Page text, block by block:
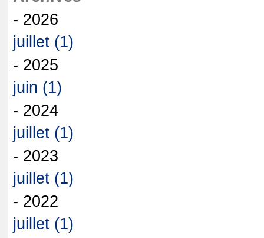
- 2026
juillet (1)
- 2025
juin (1)
- 2024
juillet (1)
- 2023
juillet (1)
- 2022
juillet (1)